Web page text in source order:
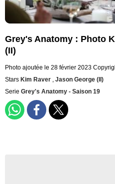
Grey's Anatomy : Photo
(II)
Photo ajoutée le 28 février 2023
Stars Kim Raver , Jason George (II)
Serie Grey's Anatomy - Saison 19